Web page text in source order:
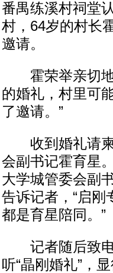
番禺练溪村祠堂
村，64岁的村长
邀请。
霍荣举亲切地
的婚礼，村里可
了邀请。”
收到婚礼请柬
会副书记霍育星
大学城管委会副
告诉记者，“启
都是育星陪同。”
记者随后致电
听“晶刚婚礼”，